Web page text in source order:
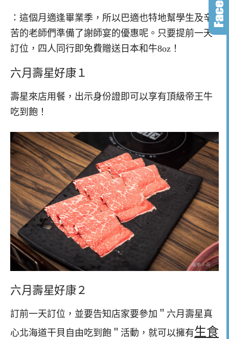
：這個月適逢畢業季，所以巴適也特地幫學生及辛
苦的老師們準備了謝師宴的優惠呢。只要提前一天
訂位，四人同行即免費贈送日本和牛8oz！
六月壽星好康１
壽星來店用餐，出示身份證即可以享有頂級帝王牛
吃到飽！
六月壽星好康２
訂前一天訂位，並要告知店家要參加＂六月壽星真
心北海道干貝自由吃到飽＂活動，就可以擁有生食